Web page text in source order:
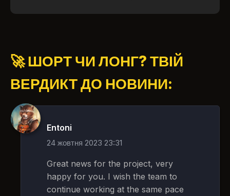
🚀 ШОРТ ЧИ ЛОНГ? ТВІЙ
ВЕРДИКТ ДО НОВИНИ:
Entoni
24 жовтня 2023 23:31
Great news for the project, very
happy for you. I wish the team to
continue working at the same pace